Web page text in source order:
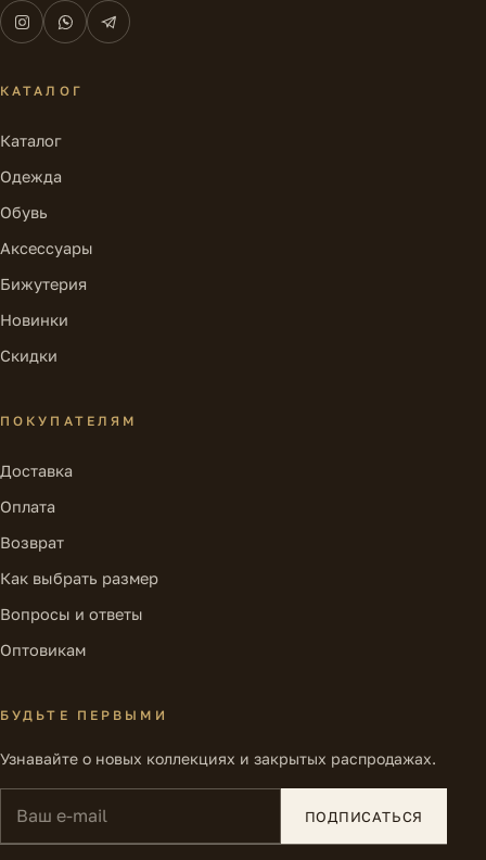
КАТАЛОГ
Каталог
Одежда
Обувь
Аксессуары
Бижутерия
Новинки
Скидки
ПОКУПАТЕЛЯМ
Доставка
Оплата
Возврат
Как выбрать размер
Вопросы и ответы
Оптовикам
БУДЬТЕ ПЕРВЫМИ
Узнавайте о новых коллекциях и закрытых распродажах.
ПОДПИСАТЬСЯ